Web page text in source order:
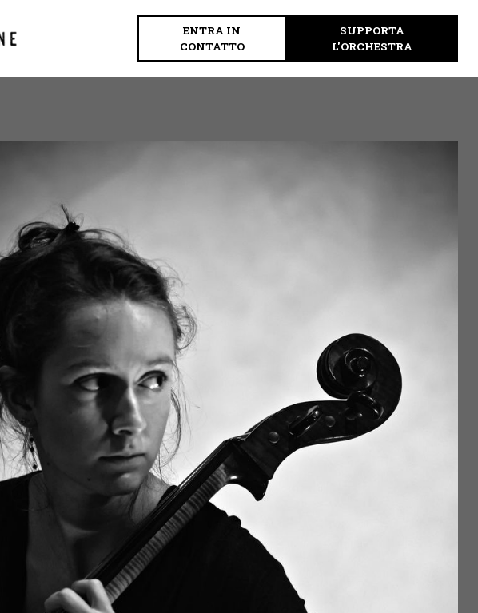
ENTRA IN
CONTATTO
SUPPORTA
L'ORCHESTRA